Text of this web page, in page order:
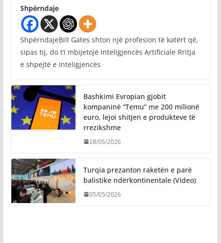
Shpërndaje
ShpërndajeBill Gates shton një profesion të katërt që,
sipas tij, do t’i mbijetojë Inteligjencës Artificiale Rritja
e shpejtë e Inteligjencës
Bashkimi Evropian gjobit
kompaninë “Temu” me 200 milionë
euro, lejoi shitjen e produkteve të
rrezikshme
28/05/2026
Turqia prezanton raketën e parë
balistike ndërkontinentale (Video)
05/05/2026